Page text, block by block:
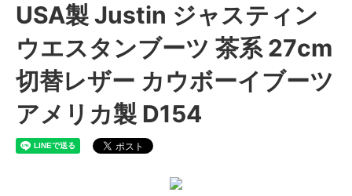
USA製 Justin ジャスティン
ウエスタンブーツ 茶系 27cm
切替レザー カウボーイブーツ
アメリカ製 D154